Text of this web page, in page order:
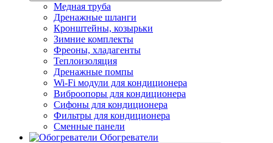
Медная труба
Дренажные шланги
Кронштейны, козырьки
Зимние комплекты
Фреоны, хладагенты
Теплоизоляция
Дренажные помпы
Wi-Fi модули для кондиционера
Виброопоры для кондиционера
Сифоны для кондиционера
Фильтры для кондиционера
Сменные панели
Обогреватели